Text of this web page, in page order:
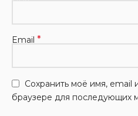
Email *
Сохранить моё имя, email
браузере для последующих